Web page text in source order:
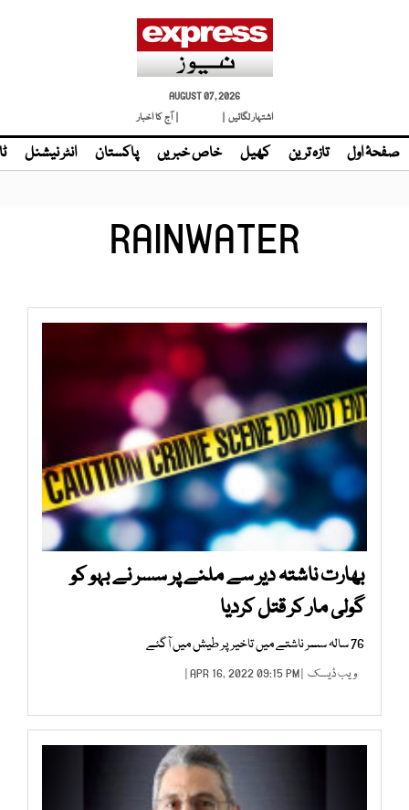
AUGUST 07, 2026
اشتہار لگائیں |
| آج کا اخبار
صفحۂ اول تازہ ترین کھیل خاص خبریں پاکستان انٹر نیشنل
RAINWATER
بھارت ناشتہ دیر سے ملنے پر سسر نے بہو کو
گولی مار کر قتل کردیا
76 سالہ سسر ناشتے میں تاخیر پر طیش میں آگئے
ویب ڈیسک | APR 16, 2022 09:15 PM |